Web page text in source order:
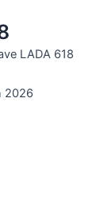
LADA 618
2026